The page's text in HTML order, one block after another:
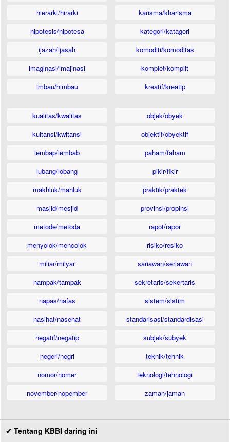
hierarki/hirarki
hipotesis/hipotesa
ijazah/ijasah
imaginasi/imajinasi
imbau/himbau
karisma/kharisma
kategori/katagori
komoditi/komoditas
komplet/komplit
kreatif/kreatip
kualitas/kwalitas
kuitansi/kwitansi
lembap/lembab
lubang/lobang
makhluk/mahluk
masjid/mesjid
metode/metoda
menyolok/mencolok
miliar/milyar
nampak/tampak
napas/nafas
nasihat/nasehat
negatif/negatip
negeri/negri
nomor/nomer
november/nopember
objek/obyek
objektif/obyektif
paham/faham
pikir/fikir
praktik/praktek
provinsi/propinsi
rapot/rapor
risiko/resiko
sariawan/seriawan
sekretaris/sekertaris
sistem/sistim
standarisasi/standardisasi
subjek/subyek
teknik/tehnik
teknologi/tehnologi
zaman/jaman
✔ Tentang KBBI daring ini